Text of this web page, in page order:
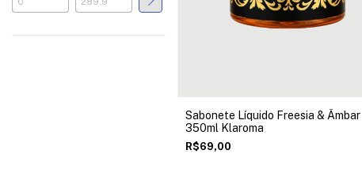
Sabonete Líquido Freesia & Âmbar
350ml Klaroma
R$69,00